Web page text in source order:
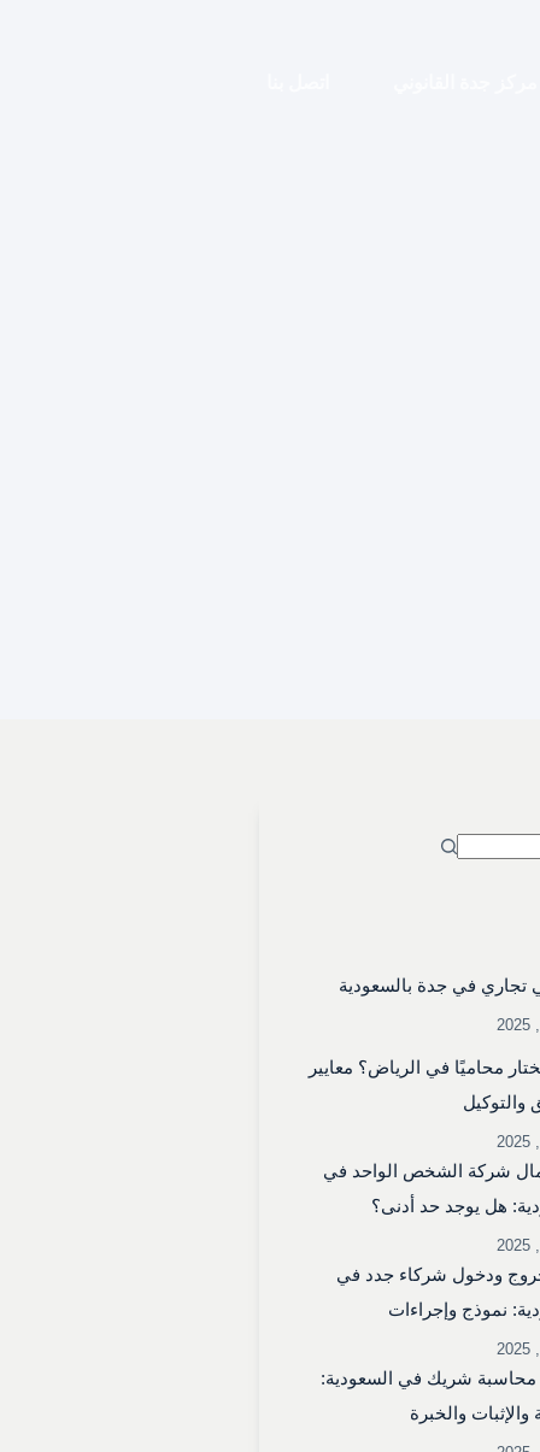
تجاري في جدة بالسعودية
محاميًا في الرياض؟ معايير
والتوكيل
شركة الشخص الواحد في
هل يوجد حد أدنى؟
ودخول شركاء جدد في
نموذج وإجراءات
شريك في السعودية:
والإثبات والخبرة